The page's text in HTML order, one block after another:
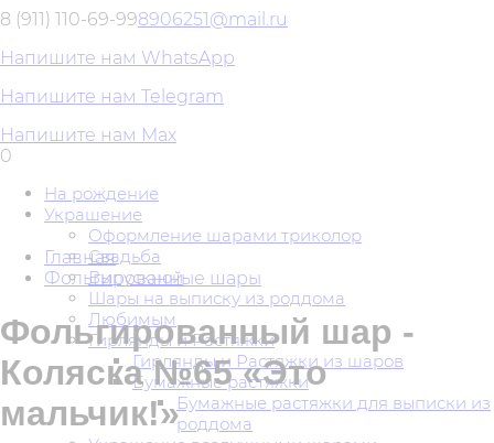
8 (911) 110-69-998906251@mail.ru
Напишите нам WhatsApp
Напишите нам Telegram
Напишите нам Max
0
На рождение
Украшение
Оформление шарами триколор
Свадьба
Выпускной
Шары на выписку из роддома
Любимым
Гирлянды и Растяжки
Гирлянды и Растяжки из шаров
Бумажные растяжки
Бумажные растяжки для выписки из
роддома
Главная
Фольгированные шары
Фольгированный шар -
Коляска №65 «Это
мальчик!»